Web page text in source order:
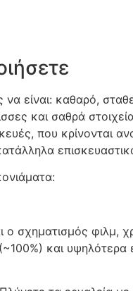
είναι: καθαρό,
και σαθρά
που κρίνονται
σχηματισμός φιλμ,
και υψηλότερα